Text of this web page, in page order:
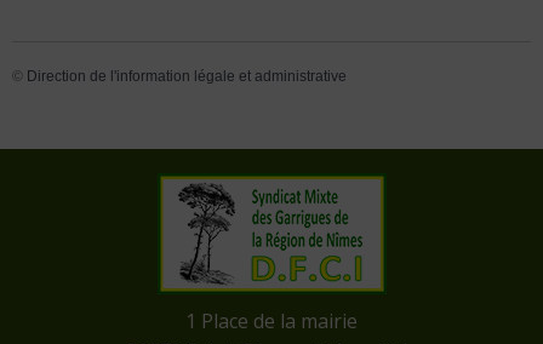
© Direction de l'information légale et administrative
​1 Place de la mairie